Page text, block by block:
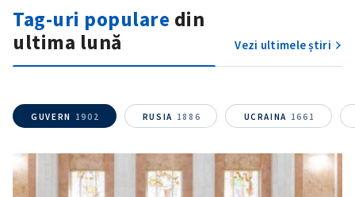
Tag-uri populare din
ultima lună
Vezi ultimele știri
GUVERN 1902 RUSIA 1886 UCRAINA 1661